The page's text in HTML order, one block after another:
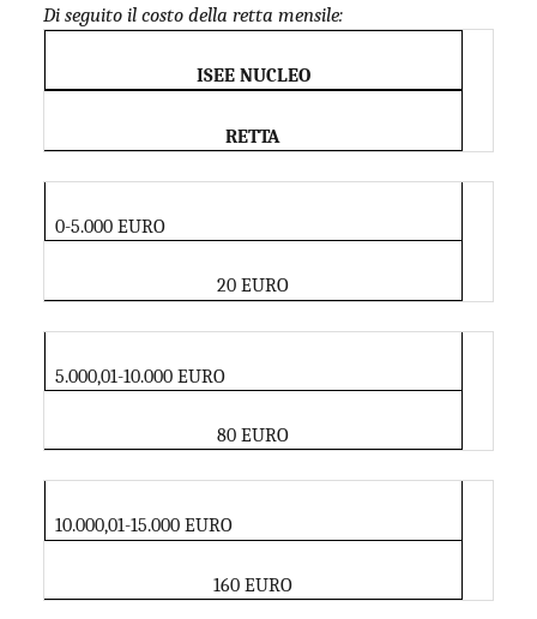
Di seguito il costo della retta mensile:
ISEE NUCLEO
RETTA
0-5.000 EURO
20 EURO
5.000,01-10.000 EURO
80 EURO
10.000,01-15.000 EURO
160 EURO